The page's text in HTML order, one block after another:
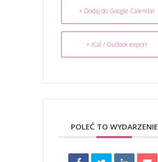
+ Dodaj do Google Calendar
+ iCal / Outlook export
POLEĆ TO WYDARZENIE